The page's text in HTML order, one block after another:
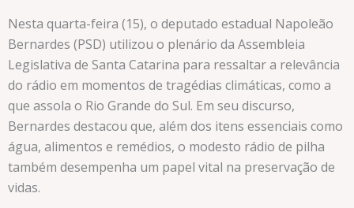
Nesta quarta-feira (15), o deputado estadual Napoleão
Bernardes (PSD) utilizou o plenário da Assembleia
Legislativa de Santa Catarina para ressaltar a relevância
do rádio em momentos de tragédias climáticas, como a
que assola o Rio Grande do Sul. Em seu discurso,
Bernardes destacou que, além dos itens essenciais como
água, alimentos e remédios, o modesto rádio de pilha
também desempenha um papel vital na preservação de
vidas.